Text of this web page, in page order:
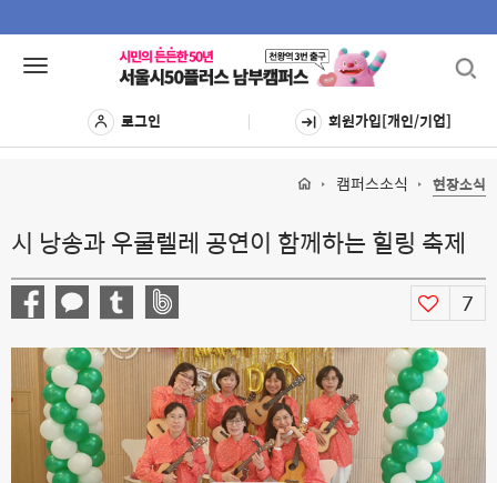
Toggle
로그인 회원가입[개인/기업]
캠퍼스소식 현장소식
시 낭송과 우쿨렐레 공연이 함께하는 힐링 축제
7